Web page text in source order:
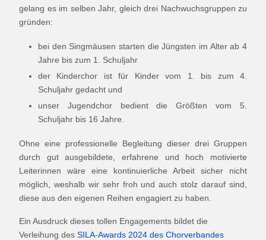
gelang es im selben Jahr, gleich drei Nachwuchsgruppen zu
gründen:
bei den Singmäusen starten die Jüngsten im Alter ab 4
Jahre bis zum 1. Schuljahr
der Kinderchor ist für Kinder vom 1. bis zum 4.
Schuljahr gedacht und
unser Jugendchor bedient die Größten vom 5.
Schuljahr bis 16 Jahre.
Ohne eine professionelle Begleitung dieser drei Gruppen
durch gut ausgebildete, erfahrene und hoch motivierte
Leiterinnen wäre eine kontinuierliche Arbeit sicher nicht
möglich, weshalb wir sehr froh und auch stolz darauf sind,
diese aus den eigenen Reihen engagiert zu haben.
Ein Ausdruck dieses tollen Engagements bildet die
Verleihung des SILA-Awards 2024 des Chorverbandes